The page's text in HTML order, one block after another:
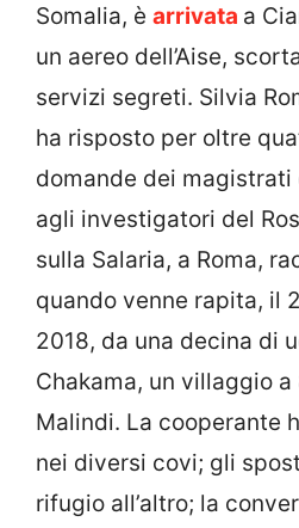
Somalia, è arrivata a
un aereo dell’Aise,
servizi segreti. Silvia
ha risposto per oltre
domande dei magistrati
agli investigatori del
sulla Salaria, a Roma,
quando venne rapita, il
2018, da una decina di
Chakama, un villaggio
Malindi. La cooperante
nei diversi covi; gli
rifugio all’altro; la